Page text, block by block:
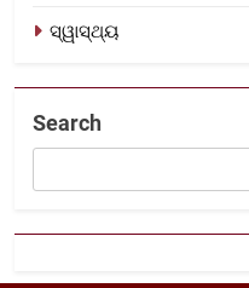
ସ୍ୱାସ୍ଥ୍ୟ
Search